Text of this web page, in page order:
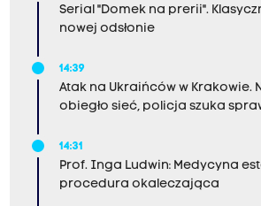
Serial "Domek na prerii".
nowej odsłonie
14:39
Atak na Ukraińców w Krakowie.
obiegło sieć, policja szuka
14:31
Prof. Inga Ludwin: Medycyna
procedura okaleczająca